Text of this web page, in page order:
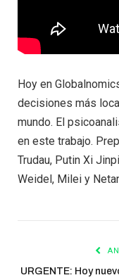
Hoy en
decisiones más
mundo. El
en este trabajo.
Trudau, Putin Xi
Weidel, Milei y
URGENTE: Hoy